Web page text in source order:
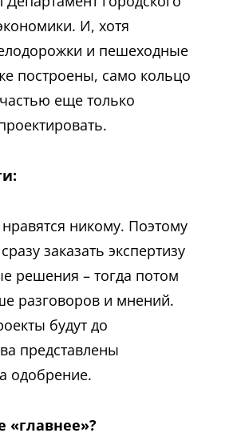
И, хотя
и пешеходные
построены, само кольцо
еще только
никому. Поэтому
заказать экспертизу
решения – тогда потом
разговоров и мнений.
будут до
представлены
одобрение.
«главнее»?